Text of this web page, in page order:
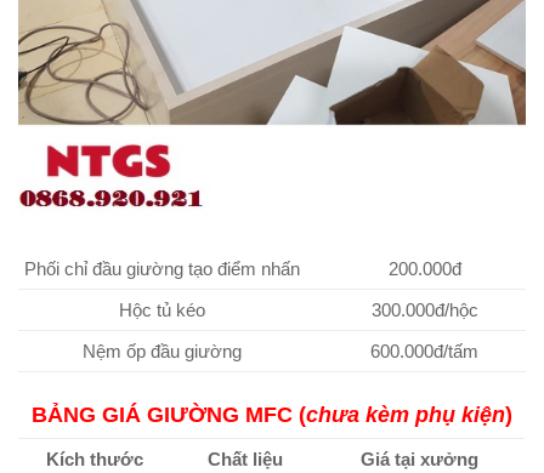
Phối chỉ đầu giường tạo điểm nhấn
200.000đ
Hộc tủ kéo
300.000đ/hộc
Nệm ốp đầu giường
600.000đ/tấm
BẢNG GIÁ GIƯỜNG MFC (chưa kèm phụ kiện)
Kích thước Chất liệu Giá tại xưởng